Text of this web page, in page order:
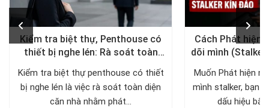
Kiểm tra biệt thự, Penthouse có
thiết bị nghe lén: Rà soát toàn
Kiểm tra biệt thự penthouse có thiết
bị nghe lén là việc rà soát toàn diện
căn nhà nhằm phát...
Cách Phát hiện
dõi mình
Muốn Phát hiện
mình stalker, bạn
dấu hiệu bất